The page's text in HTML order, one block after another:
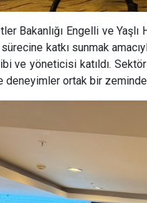
Bakanlığı Engelli ve
katkı sunmak
ve yöneticisi katıldı.
deneyimler ortak bir